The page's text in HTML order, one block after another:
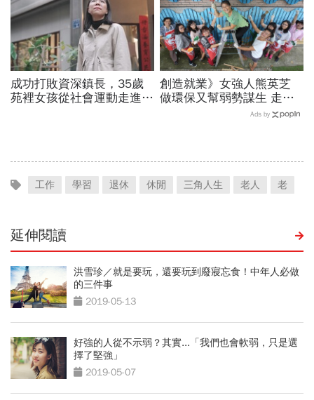
成功打敗資深鎮長，35歲
苑裡女孩從社會運動走進鎮
創造就業》女強人熊英芝
做環保又幫弱勢謀生 走出
失婚、負債 率領爺奶做廢
Ads by
工作 學習 退休 休閒 三角人生 老人 老
延伸閱讀
洪雪珍／就是要玩，還要玩到廢寢忘食！中年人必做
的三件事
2019-05-13
好強的人從不示弱？其實...「我們也會軟弱，只是選
擇了堅強」
2019-05-07